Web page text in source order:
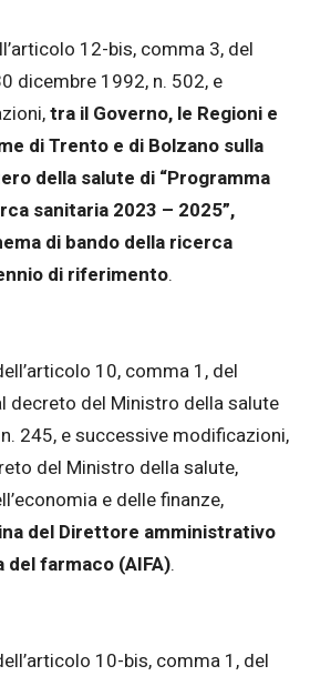
12-bis, comma 3, del
dicembre 1992, n. 502, e
tra il Governo, le Regioni e
di Trento e di Bolzano sulla
della salute di “Programma
sanitaria 2023 – 2025”,
di bando della ricerca
di riferimento.
10, comma 1, del
decreto del Ministro della salute
245, e successive modificazioni,
del Ministro della salute,
e delle finanze,
del Direttore amministrativo
del farmaco (AIFA).
10-bis, comma 1, del